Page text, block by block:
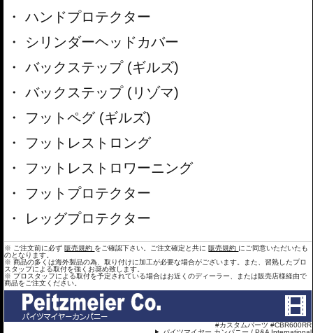
ハンドプロテクター
シリンダーヘッドカバー
バックステップ (ギルズ)
バックステップ (リゾマ)
フットペグ (ギルズ)
フットレストロング
フットレストロワーニング
フットプロテクター
レッグプロテクター
※ ご注文前に必ず 販売規約 をご確認下さい。ご注文確定と共に 販売規約 にご同意いただいたも
のとなります。
※ 商品の多くは海外製品の為、取り付けに加工が必要な場合がございます。また、習熟したプロ
スタップによる取付を強くお奨め致します。
※ プロスタッフによる取付を予定されている場合はお近くのディーラー、または販売店様経由で
商品をご注文ください。
#カスタムパーツ #CBR600RR